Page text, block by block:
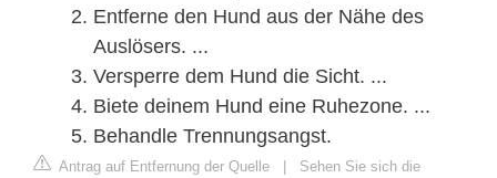
Entferne den Hund aus der Nähe des
Auslösers. ...
Versperre dem Hund die Sicht. ...
Biete deinem Hund eine Ruhezone. ...
Behandle Trennungsangst.
Antrag auf Entfernung der Quelle
Sehen Sie sich die